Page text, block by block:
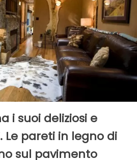
i suoi deliziosi e
Le pareti in legno di
sul pavimento